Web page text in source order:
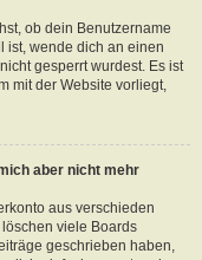
ob dein Benutzername
ist, wende dich an einen
gesperrt wurdest. Es ist
mit der Website vorliegt,
aber nicht mehr
aus verschieden
viele Boards
geschrieben haben,